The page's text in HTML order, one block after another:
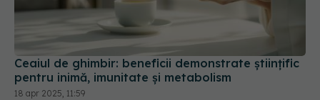
Ceaiul de ghimbir: beneficii demonstrate științific
pentru inimă, imunitate și metabolism
18 apr 2025, 11:59